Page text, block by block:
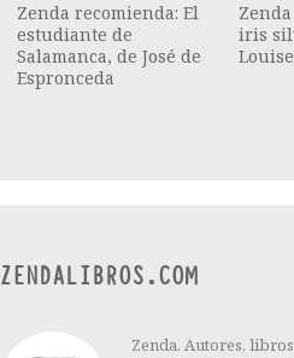
Zenda recomienda: El
estudiante de
Salamanca, de José de
Espronceda
iris
ZENDALIBROS.COM
Zenda. Autores,